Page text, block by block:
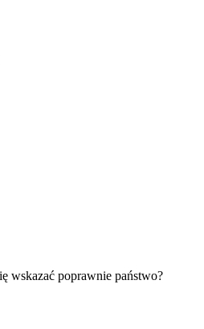
wskazać poprawnie państwo?